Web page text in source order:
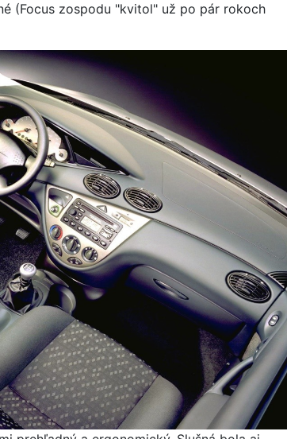
(Focus zospodu "kvitol" už po pár rokoch